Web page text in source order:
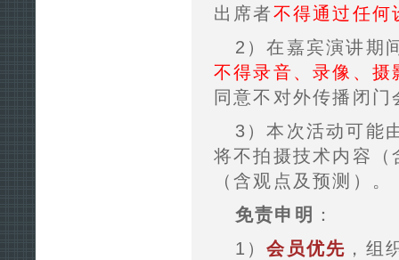
出席者不得通过任何
2）在嘉宾演讲期
不得录音、录像、摄
同意不对外传播闭
3）本次活动可能
将不拍摄技术内容
（含观点及预测）。
免责申明
：
1）会员优先 ，组